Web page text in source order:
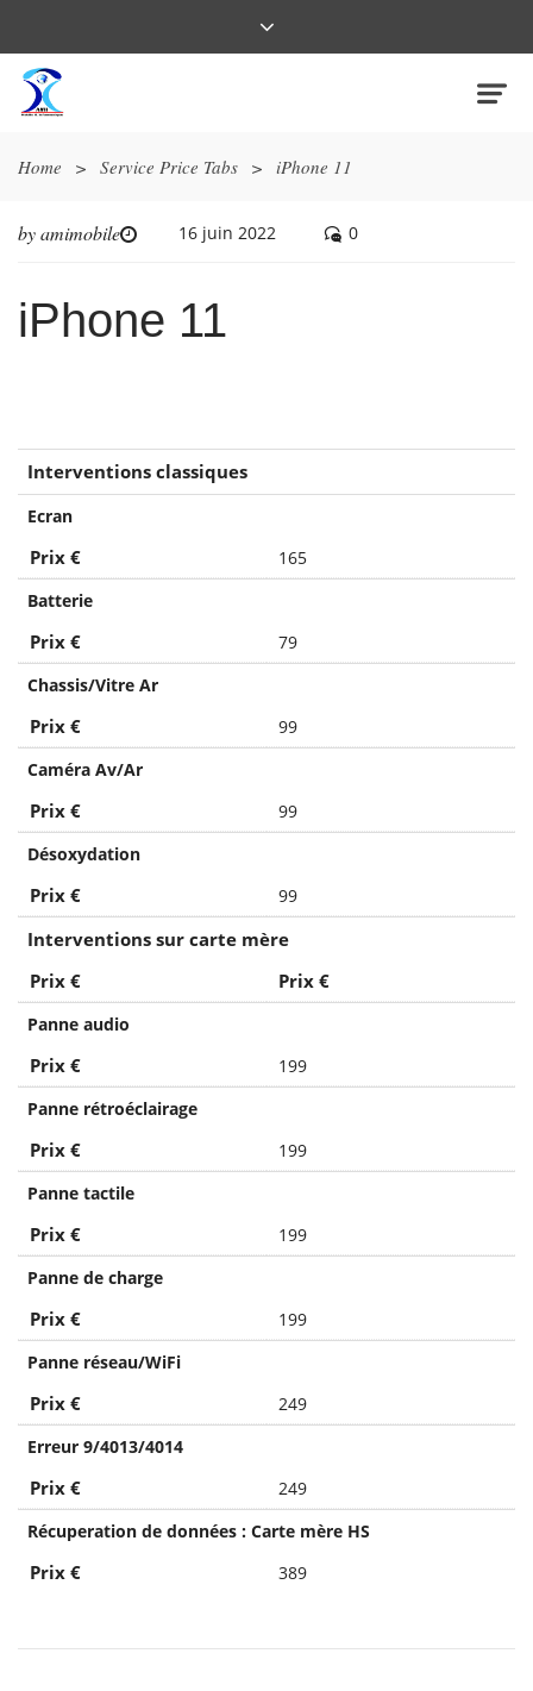
Home > Service Price Tabs > iPhone 11
byamimobile 16 juin 2022 0
iPhone 11
Interventions classiques
Ecran
Prix €
165
Batterie
Prix €
79
Chassis/Vitre Ar
Prix €
99
Caméra Av/Ar
Prix €
99
Désoxydation
Prix € 99
Interventions sur carte mère
Prix €
Prix €
Panne audio
Prix €
199
Panne rétroéclairage
Prix €
199
Panne tactile
Prix €
199
Panne de charge
Prix €
199
Panne réseau/WiFi
Prix €
249
Erreur 9/4013/4014
Prix €
249
Récuperation de données : Carte mère HS
Prix € 389